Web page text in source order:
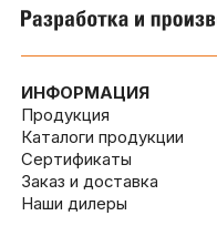
ИНФОРМАЦИЯ
Продукция
Каталоги продукции
Сертификаты
Заказ и доставка
Наши дилеры